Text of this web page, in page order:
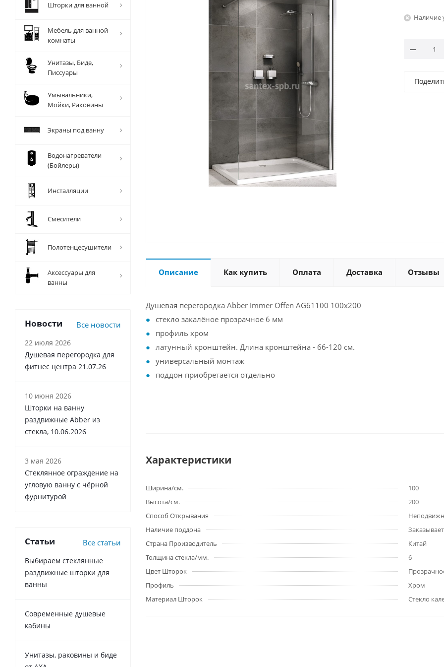
Наличие
Описание Как купить Оплата Доставка Отзывы
Душевая перегородка Abber Immer Offen AG61100 100x200
стекло закалёное прозрачное 6 мм
профиль хром
латунный кронштейн. Длина кронштейна - 66-120 см.
универсальный монтаж
поддон приобретается отдельно
Характеристики
Ширина/см.
100
Высота/см.
200
Способ Открывания
Наличие поддона
Страна Производитель
Китай
Толщина стекла/мм.
6
Цвет Шторок
Профиль
Хром
Материал Шторок
Стекло
Шторки для ванной
Мебель для ванной
комнаты
Унитазы, Биде,
Писсуары
Умывальники,
Мойки, Раковины
Экраны под ванну
Водонагреватели
(Бойлеры)
Инсталляции
Смесители
Полотенцесушители
Аксессуары для
ванны
Новости Все новости
22 июля 2026
Душевая перегородка для
фитнес центра 21.07.26
10 июня 2026
Шторки на ванну
раздвижные Abber из
стекла, 10.06.2026
3 мая 2026
Стеклянное ограждение на
угловую ванну с чёрной
фурнитурой
Статьи Все статьи
Выбираем стеклянные
раздвижные шторки для
ванны
Современные душевые
кабины
Унитазы, раковины и биде